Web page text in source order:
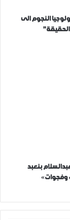
النجوم الى
الحقيقة”
بنعبد
وفجوات»